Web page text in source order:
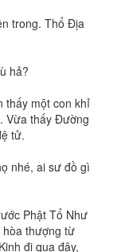
trong. Thổ Địa
hả?
thấy một con khỉ
Vừa thấy Đường
tử.
nhé, ai sư đồ gì
Phật Tổ Như
hòa thượng từ
đi qua đây,